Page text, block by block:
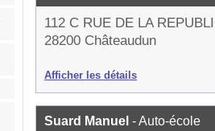
112 C RUE DE LA
28200 Châteaudun
Afficher les détails
Suard Manuel - Auto-école